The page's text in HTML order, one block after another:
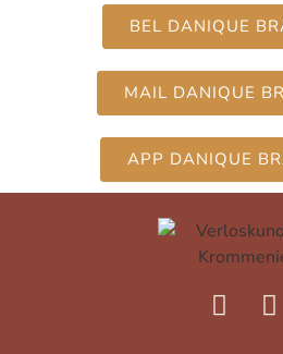
BEL DANIQUE
MAIL DANIQUE
APP DANIQUE